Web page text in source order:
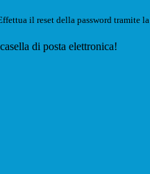
il reset della password tramite la
di posta elettronica!